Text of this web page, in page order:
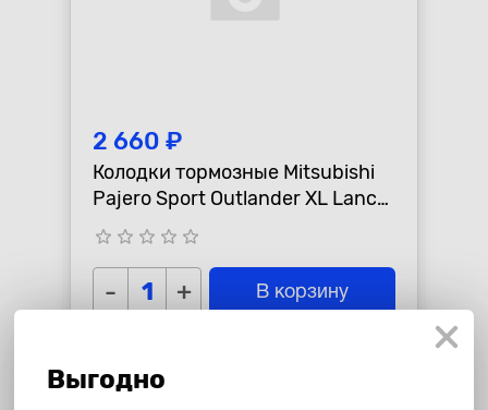
2 660 ₽
Колодки тормозные Mitsubishi
Pajero Sport Outlander XL Lancer
Sportback "Sangsin" передние
star_border star_border star_border star_border star_border
- + В корзину
Выгодно